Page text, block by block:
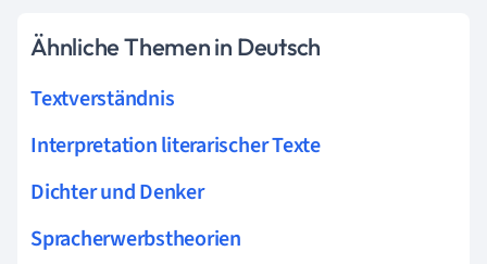
Ähnliche Themen in Deutsch
Textverständnis
Interpretation literarischer Texte
Dichter und Denker
Spracherwerbstheorien